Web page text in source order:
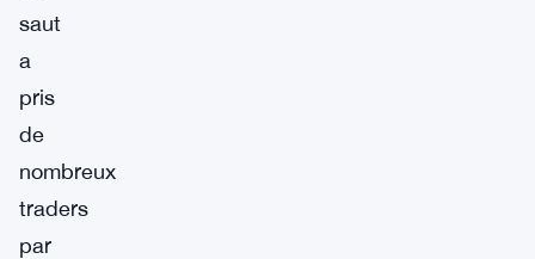
saut
a
pris
de
nombreux
traders
par